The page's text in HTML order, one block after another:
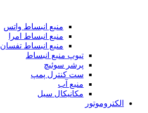
منبع انبساط واتس
منبع انبساط امرا
منبع انبساط تفسان
تیوپ منبع انبساط
پرشر سوئیچ
ست کنترل پمپ
منبع آب
مکانیکال سیل
الکتروموتور